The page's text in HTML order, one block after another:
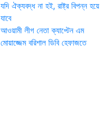
যদি ঐক্যবদ্ধ না হই, রাষ্ট্র বিপন্ন হয়ে
যাবে
আওয়ামী লীগ নেতা ক্যাপ্টেন এম
মোয়াজ্জেম বরিশাল ডিবি হেফাজতে